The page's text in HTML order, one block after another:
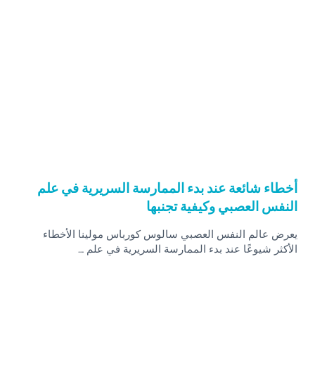
أخطاء شائعة عند بدء الممارسة السريرية في علم
النفس العصبي وكيفية تجنبها
يعرض عالم النفس العصبي سالوس كورباس مولينا الأخطاء
الأكثر شيوعًا عند بدء الممارسة السريرية في علم …